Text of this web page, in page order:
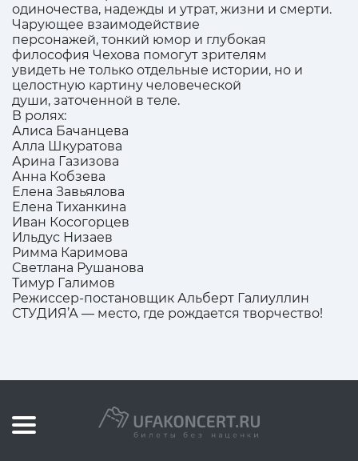
одиночества, надежды и утрат, жизни и смерти.
Чарующее взаимодействие
персонажей, тонкий юмор и глубокая
философия Чехова помогут зрителям
увидеть не только отдельные истории, но и
целостную картину человеческой
души, заточенной в теле.
В ролях:
Алиса Бачанцева
Алла Шкуратова
Арина Газизова
Анна Кобзева
Елена Завьялова
Елена Тиханкина
Иван Косогорцев
Ильдус Низаев
Римма Каримова
Светлана Рушанова
Тимур Галимов
Режиссер-постановщик Альберт Галиуллин
СТУДИЯ’А — место, где рождается творчество!